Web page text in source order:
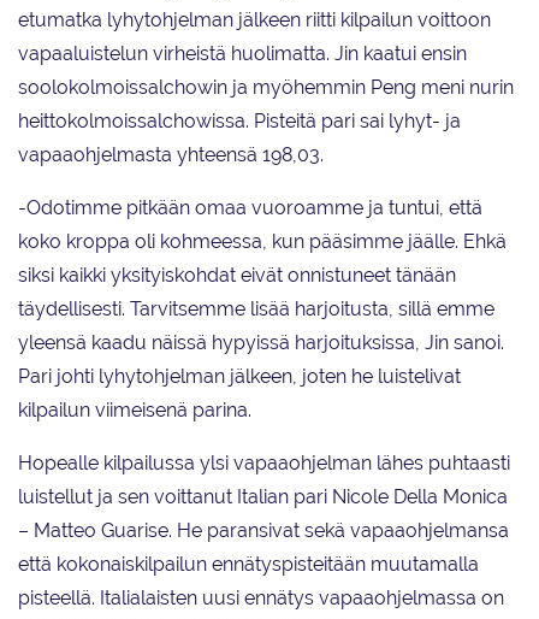
etumatka lyhytohjelman jälkeen riitti kilpailun voittoon
vapaaluistelun virheistä huolimatta. Jin kaatui ensin
soolokolmoissalchowin ja myöhemmin Peng meni nurin
heittokolmoissalchowissa. Pisteitä pari sai lyhyt- ja
vapaaohjelmasta yhteensä 198,03.
-Odotimme pitkään omaa vuoroamme ja tuntui, että
koko kroppa oli kohmeessa, kun pääsimme jäälle. Ehkä
siksi kaikki yksityiskohdat eivät onnistuneet tänään
täydellisesti. Tarvitsemme lisää harjoitusta, sillä emme
yleensä kaadu näissä hypyissä harjoituksissa, Jin sanoi.
Pari johti lyhytohjelman jälkeen, joten he luistelivat
kilpailun viimeisenä parina.
Hopealle kilpailussa ylsi vapaaohjelman lähes puhtaasti
luistellut ja sen voittanut Italian pari Nicole Della Monica
– Matteo Guarise. He paransivat sekä vapaaohjelmansa
että kokonaiskilpailun ennätyspisteitään muutamalla
pisteellä. Italialaisten uusi ennätys vapaaohjelmassa on